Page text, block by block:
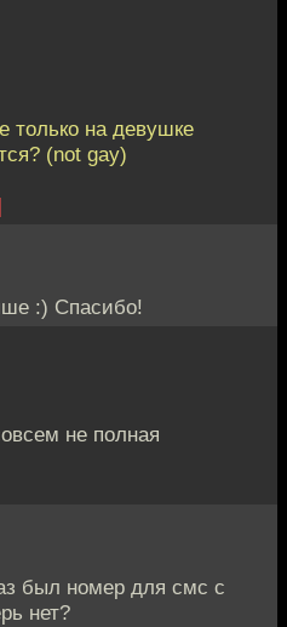
только на девушке
(not gay)
:) Спасибо!
не полная
был номер для смс с
нет?